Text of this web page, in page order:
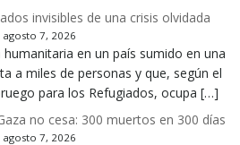
invisibles de una crisis olvidada
agosto 7, 2026
en un país sumido en una
a miles de personas y que, según el
para los Refugiados, ocupa […]
no cesa: 300 muertos en 300 días
agosto 7, 2026